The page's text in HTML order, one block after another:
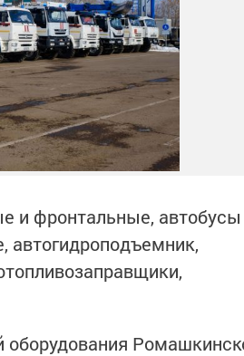
и фронтальные, автобусы
автогидроподъемник,
оборудования